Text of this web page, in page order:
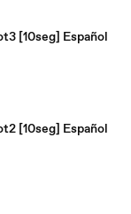
[10seg] Español
[10seg] Español